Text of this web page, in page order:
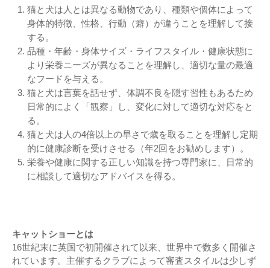
猫と犬は人とは異なる動物であり、種類や個体によって
身体的特徴、性格、行動（癖）が違うことを理解して接
する。
品種・年齢・身体サイズ・ライフスタイル・健康状態に
より栄養ニーズが異なることを理解し、適切な量の最適
なフードを与える。
猫と犬は言葉を話せず、体調不良を隠す習性もあるため
日常的によく「観察」し、変化に対して適切な対応をと
る。
猫と犬は人の4倍以上の早さで歳を取ることを理解し定期
的に健康診断を受けさせる（年2回をお勧めします）。
栄養や健康に関する正しい知識を持つ専門家に、日常的
に相談して適切なアドバイスを得る。
キャットショーとは
16世紀末に英国で初開催されて以来、世界中で数多く開催さ
れています。主催するクラブによって審査スタイルは少しず